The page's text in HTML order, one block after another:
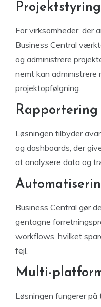
Projektstyring
For virksomheder, der
Business Central
og administrere
nemt kan administrere
projektopfølgning.
Rapportering
Løsningen tilbyder
og dashboards, der
at analysere data og
Business Central gør
gentagne
workflows, hvilket
fejl.
Multi-
Løsningen fungerer